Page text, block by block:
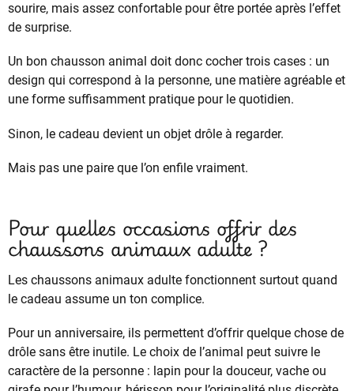
sourire, mais assez confortable pour être portée après l’effet
de surprise.
Un bon chausson animal doit donc cocher trois cases : un
design qui correspond à la personne, une matière agréable et
une forme suffisamment pratique pour le quotidien.
Sinon, le cadeau devient un objet drôle à regarder.
Mais pas une paire que l’on enfile vraiment.
Pour quelles occasions offrir des
chaussons animaux adulte ?
Les chaussons animaux adulte fonctionnent surtout quand
le cadeau assume un ton complice.
Pour un anniversaire, ils permettent d’offrir quelque chose de
drôle sans être inutile. Le choix de l’animal peut suivre le
caractère de la personne : lapin pour la douceur, vache ou